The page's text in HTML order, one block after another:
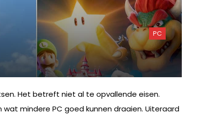
PC
Het betreft niet al te opvallende eisen.
mindere PC goed kunnen draaien. Uiteraard